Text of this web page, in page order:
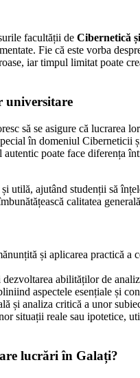
facultății de Cibernetică
Fie că este vorba
iar timpul limitat poate
universitare
să se asigure că lucrarea
în domeniul Ciberneticii
poate face diferența
utilă, ajutând studenții să
calitatea
și aplicarea practică a
abilităților de
aspectele esențiale și
și analiza critică a unor
situații reale sau ipotetice,
lucrări în Galați?